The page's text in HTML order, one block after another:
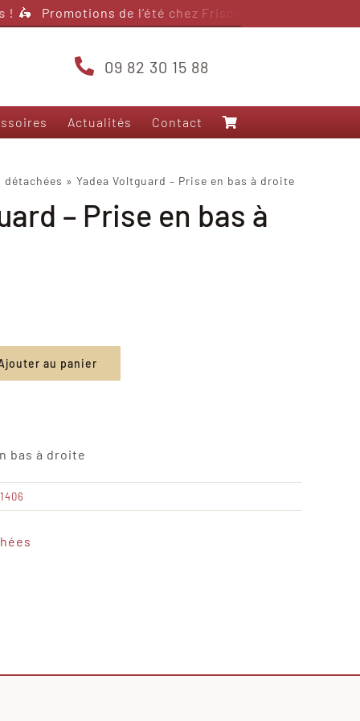
🛵 Promotions de l’été chez Frison Scooter –
09 82 30 15 88
Nos modèles 125
Frison T5000
Frison 3RS+
Actualités Contact
détachées » Yadea Voltguard – Prise en bas à droite
– Prise en bas à
au panier
bas à droite